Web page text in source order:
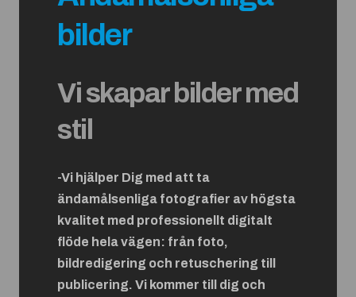
bilder
Vi skapar bilder med
stil
-Vi hjälper Dig med att ta
ändamålsenliga fotografier av högsta
kvalitet med professionellt digitalt
flöde hela vägen: från foto,
bildredigering och retuschering till
publicering. Vi kommer till dig och